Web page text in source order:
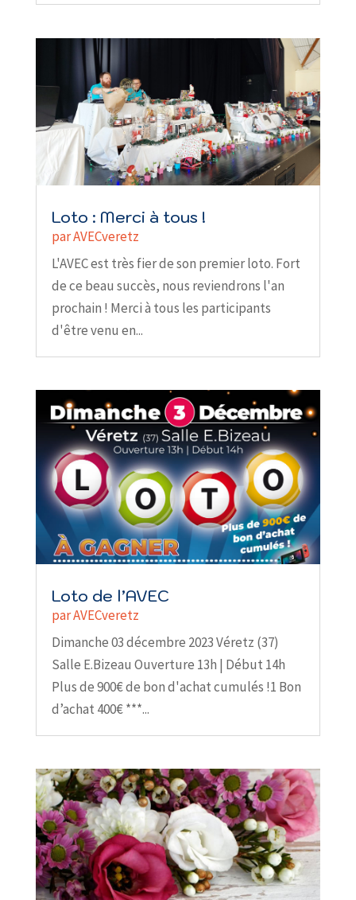
Loto : Merci à tous !
parAVECveretz
L'AVEC est très fier de son premier loto. Fort
de ce beau succès, nous reviendrons l'an
prochain ! Merci à tous les participants
d'être venu en...
Loto de l’AVEC
parAVECveretz
Dimanche 03 décembre 2023 Véretz (37)
Salle E.Bizeau Ouverture 13h | Début 14h
Plus de 900€ de bon d'achat cumulés !1 Bon
d’achat 400€ ***...